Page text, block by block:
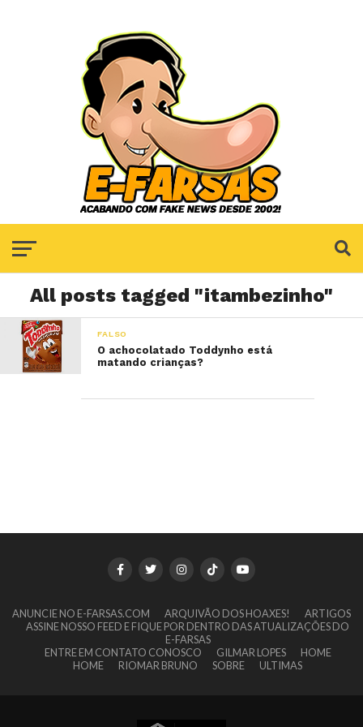
All posts tagged "itambezinho"
FALSO
O achocolatado Toddynho está
matando crianças?
ANUNCIE NO E-FARSAS.COM ARQUIVÃO DOS HOAXES!
ARTIGOS
ASSINE NOSSO FEED E FIQUE POR DENTRO DAS ATUALIZAÇÕES DO
E-FARSAS
ENTRE EM CONTATO CONOSCO
GILMAR LOPES
HOME
HOME
RIOMAR BRUNO SOBRE ULTIMAS